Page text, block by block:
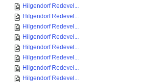
Hilgendorf Redevel...
Hilgendorf Redevel...
Hilgendorf Redevel...
Hilgendorf Redevel...
Hilgendorf Redevel...
Hilgendorf Redevel...
Hilgendorf Redevel...
Hilgendorf Redevel...